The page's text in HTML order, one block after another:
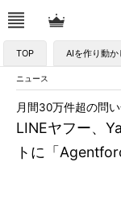
TOP AIを作り動
ニュース
LINEヤフー、
トに「
月間30万件超の問